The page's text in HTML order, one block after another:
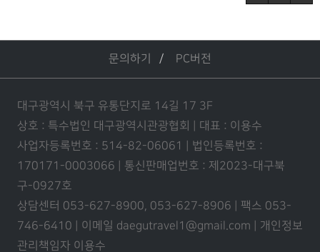
문의하기 PC버전
대구광역시 북구 유통단지로 14길 17 3F
상호 : 특수법인 대구광역시관광협회 | 대표 : 이용수
사업자등록번호 : 514-82-06061 | 법인등록번호 :
170171-0003066 | 통신판매업번호 : 제2023-대구북
구-0927호
상담센터 053-627-8900, 053-627-8906 | 팩스 053-
746-6410 | 이메일 daegutravel1@gmail.com | 개인정보
관리책임자 이용수